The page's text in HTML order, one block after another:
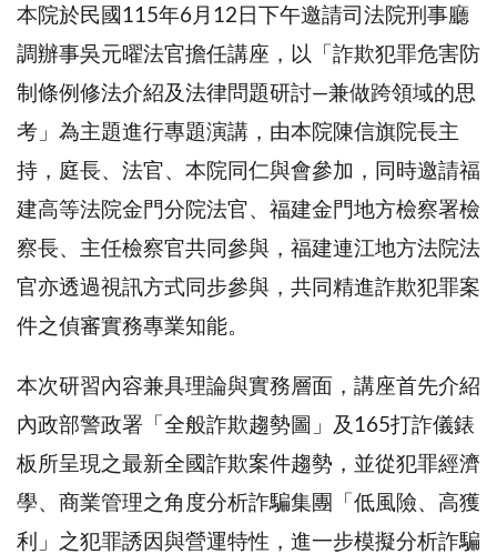
本院於民國115年6月12日下午邀請司法院刑事廳
調辦事吳元曜法官擔任講座，以「詐欺犯罪危害防
制條例修法介紹及法律問題研討—兼做跨領域的思
考」為主題進行專題演講，由本院陳信旗院長主
持，庭長、法官、本院同仁與會參加，同時邀請福
建高等法院金門分院法官、福建金門地方檢察署檢
察長、主任檢察官共同參與，福建連江地方法院法
官亦透過視訊方式同步參與，共同精進詐欺犯罪案
件之偵審實務專業知能。
本次研習內容兼具理論與實務層面，講座首先介紹
內政部警政署「全般詐欺趨勢圖」及165打詐儀錶
板所呈現之最新全國詐欺案件趨勢，並從犯罪經濟
學、商業管理之角度分析詐騙集團「低風險、高獲
利」之犯罪誘因與營運特性，進一步模擬分析詐騙